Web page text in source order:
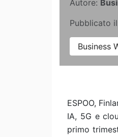
Autore:
Pubblicato
Business
ESPOO,
IA, 5G e
primo